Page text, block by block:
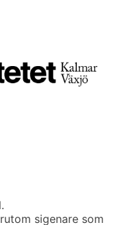
sigenare som